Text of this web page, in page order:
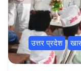
उत्तर प्रदेश